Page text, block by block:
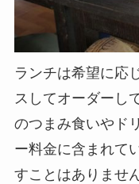
ランチは希望に応
スしてオーダーし
のつまみ食いやド
ー料金に含まれて
すことはありません